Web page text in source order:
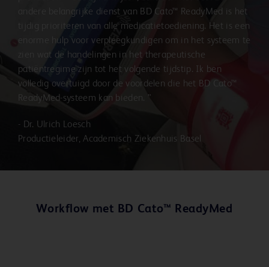
andere belangrijke dienst van BD Cato™ ReadyMed is het
tijdig prioriteren van alle medicatietoediening. Het is een
enorme hulp voor verpleegkundigen om in het systeem te
zien wat de handelingen in het therapeutische
patiëntregime zijn tot het volgende tijdstip. Ik ben
volledig overtuigd door de voordelen die het BD Cato™
ReadyMed-systeem kan bieden. ”
- Dr. Ulrich Loesch
Productieleider, Academisch Ziekenhuis Basel
Workflow met BD Cato™ ReadyMed